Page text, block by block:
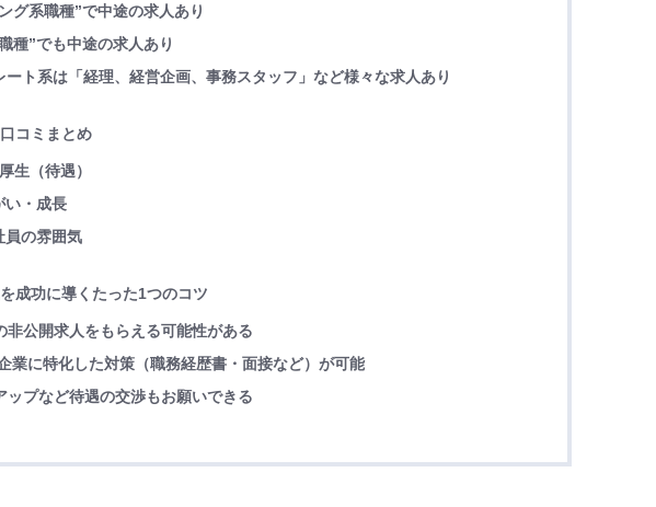
グ系職種”で中途の求人あり
種”でも中途の求人あり
ート系は「経理、経営企画、事務スタッフ」など様々な求人あり
コミまとめ
生（待遇）
い・成長
員の雰囲気
成功に導くたった1つのコツ
非公開求人をもらえる可能性がある
業に特化した対策（職務経歴書・面接など）が可能
ップなど待遇の交渉もお願いできる